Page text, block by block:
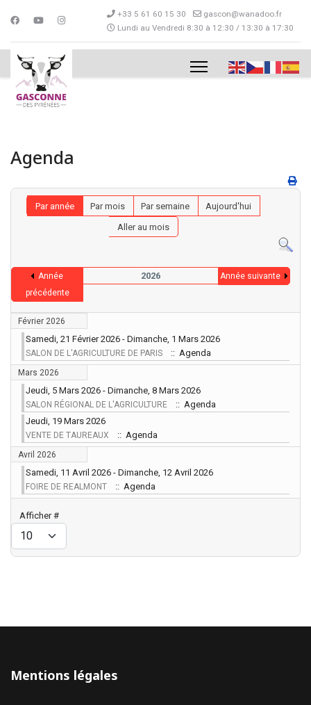
+33 5 61 60 15 30
gascon@wanadoo.fr
Lundi au Vendredi 8:30 à 12:30 / 13:30 à 17:30
Agenda
Par année Par mois Par semaine
Aujourd'hui
Aller au mois
Année
précédente
2026 Année suivante
Février 2026
Samedi, 21 Février 2026 - Dimanche, 1 Mars 2026
SALON DE L'AGRICULTURE DE PARIS :: Agenda
Mars 2026
Jeudi, 5 Mars 2026 - Dimanche, 8 Mars 2026
SALON RÉGIONAL DE L'AGRICULTURE
:: Agenda
Jeudi, 19 Mars 2026
VENTE DE TAUREAUX :: Agenda
Avril 2026
Samedi, 11 Avril 2026 - Dimanche, 12 Avril 2026
FOIRE DE REALMONT :: Agenda
Afficher #
Mentions légales